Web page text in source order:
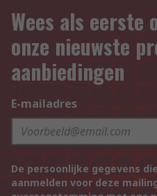
Wees als eerste
onze nieuwste
aanbiedingen
E-mailadres
De persoonlijke gegevens
aanmelden voor deze